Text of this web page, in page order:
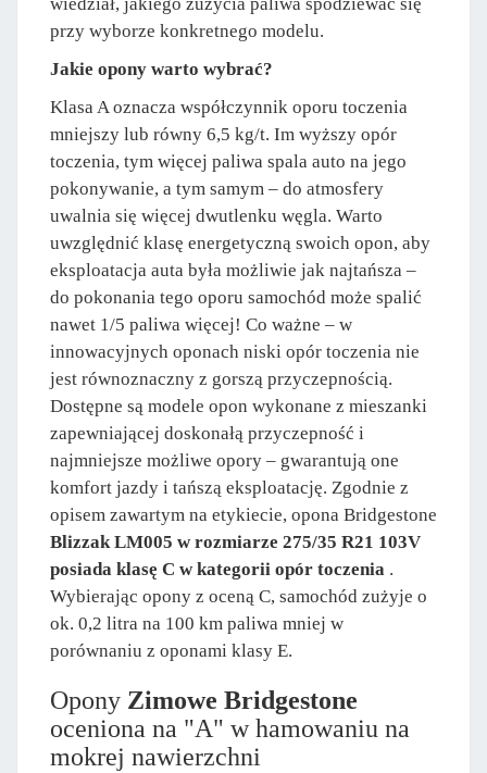
przy wyborze konkretnego modelu.
Jakie opony warto wybrać?
Klasa A oznacza współczynnik oporu toczenia
mniejszy lub równy 6,5 kg/t. Im wyższy opór
toczenia, tym więcej paliwa spala auto na jego
pokonywanie, a tym samym – do atmosfery
uwalnia się więcej dwutlenku węgla. Warto
uwzględnić klasę energetyczną swoich opon, aby
eksploatacja auta była możliwie jak najtańsza –
do pokonania tego oporu samochód może spalić
nawet 1/5 paliwa więcej! Co ważne – w
innowacyjnych oponach niski opór toczenia nie
jest równoznaczny z gorszą przyczepnością.
Dostępne są modele opon wykonane z mieszanki
zapewniającej doskonałą przyczepność i
najmniejsze możliwe opory – gwarantują one
komfort jazdy i tańszą eksploatację. Zgodnie z
opisem zawartym na etykiecie, opona Bridgestone
Blizzak LM005 w rozmiarze 275/35 R21 103V
posiada klasę C w kategorii opór toczenia .
Wybierając opony z oceną C, samochód zużyje o
ok. 0,2 litra na 100 km paliwa mniej w
porównaniu z oponami klasy E.
Opony Zimowe Bridgestone
oceniona na "A" w hamowaniu na
mokrej nawierzchni